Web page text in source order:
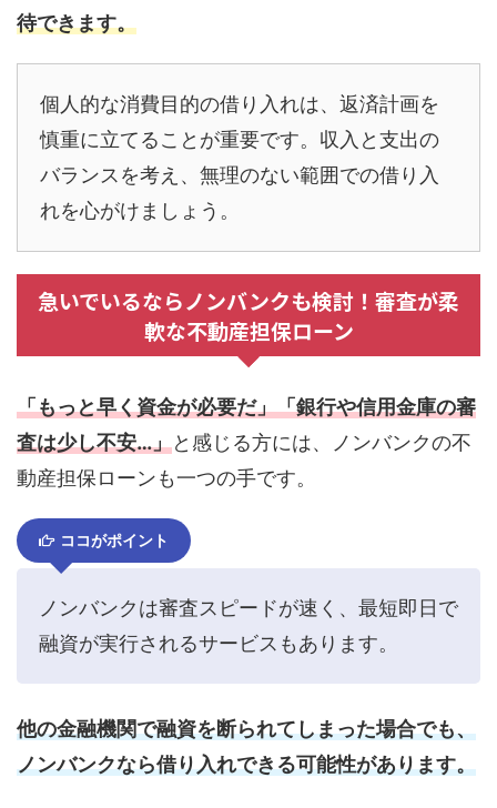
待できます。
個人的な消費目的の借り入れは、返済計画を
慎重に立てることが重要です。収入と支出の
バランスを考え、無理のない範囲での借り入
れを心がけましょう。
急いでいるならノンバンクも検討！審査が柔
軟な不動産担保ローン
「もっと早く資金が必要だ」「銀行や信用金庫の審
査は少し不安…」と感じる方には、ノンバンクの不
動産担保ローンも一つの手です。
ココがポイント
ノンバンクは審査スピードが速く、最短即日で
融資が実行されるサービスもあります。
他の金融機関で融資を断られてしまった場合でも、
ノンバンクなら借り入れできる可能性があります。